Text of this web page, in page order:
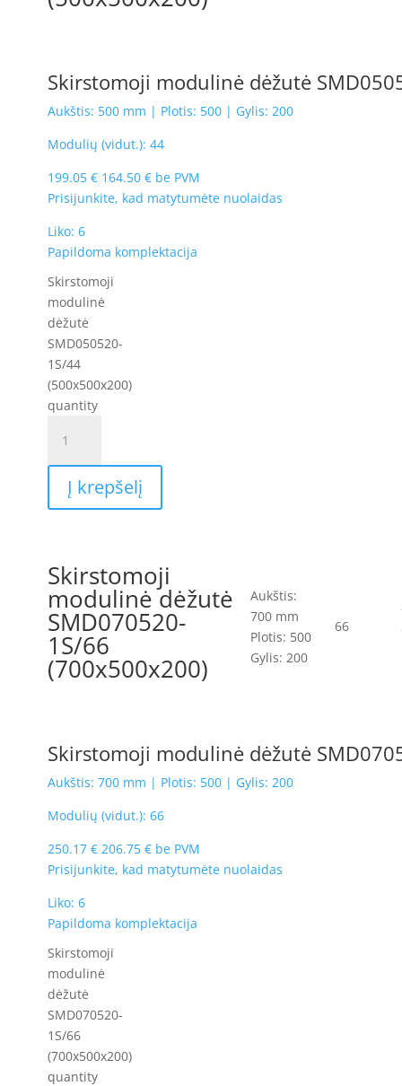
Skirstomoji modulinė dėžutė
Aukštis: 500 mm | Plotis: 500 | Gylis: 200
Modulių (vidut.): 44
199.05 € 164.50 € be PVM
Prisijunkite, kad matytumėte nuolaidas
Liko: 6
Papildoma komplektacija
Skirstomoji
modulinė
dėžutė
SMD050520-
1S/44
(500x500x200)
quantity
Į krepšelį
Skirstomoji
modulinė dėžutė
SMD070520-
1S/66
(700x500x200)
Aukštis:
700 mm
Plotis: 500
Gylis: 200
66
Skirstomoji modulinė dėžutė
Aukštis: 700 mm | Plotis: 500 | Gylis: 200
Modulių (vidut.): 66
250.17 € 206.75 € be PVM
Prisijunkite, kad matytumėte nuolaidas
Liko: 6
Papildoma komplektacija
Skirstomoji
modulinė
dėžutė
SMD070520-
1S/66
(700x500x200)
quantity